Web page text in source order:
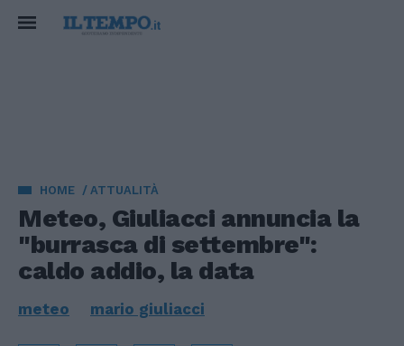
HOME ATTUALITÀ
Meteo, Giuliacci annuncia la
"burrasca di settembre":
caldo addio, la data
meteo mario giuliacci